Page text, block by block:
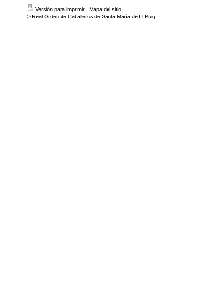
Versión para imprimir | Mapa del sitio
© Real Orden de Caballeros de Santa María de El Puig